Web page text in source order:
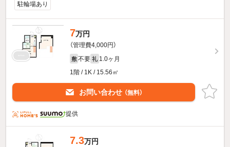
駐輪場あり
7万円
（管理費4,000円）
敷 不要 礼 1.0ヶ月
1階 / 1K / 15.56㎡
お問い合わせ （無料）
提供
7.3万円